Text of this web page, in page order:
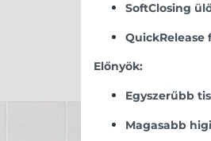
SoftClosing
QuickRelease
Előnyök:
Egyszerűbb
Magasabb